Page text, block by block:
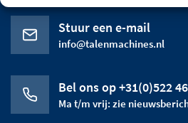
Stuur een e-mail
info@talenmachines.nl
Bel ons op +31(0)522
Ma t/m vrij: zie